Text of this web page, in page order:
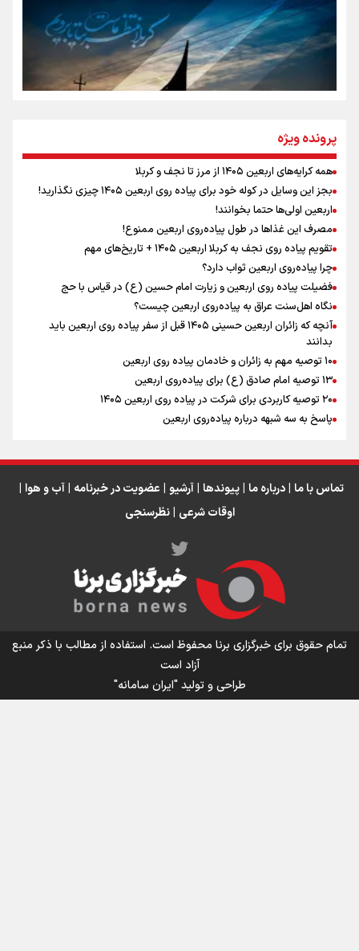
تهران رفتند»
سه حسرتی که به دلم ماند
نگاه تمدنی رهبر شهید به فضای مجازی
رابطه کارگر و کارفرما در اندیشه رهبر شهید: از تضاد به
زوجیت
اینفو برنا / توصیه‌هایی طلایی برای پیاده روی اربعین
اینفو برنا / جدول کامل فاصله مرز شلمچه تا شهرهای زیارتی
عراق
اینفو برنا/ میزان مالیات بر ارزش افزوده چقدر است؟
پرونده ویژه
همه کرایه‌های اربعین ۱۴۰۵ از مرز تا نجف و کربلا
بجز این وسایل در کوله خود برای پیاده روی اربعین ۱۴۰۵ چیزی نگذارید!
اربعین اولی‌ها حتما بخوانند!
مصرف این غذاها در طول پیاده‌روی اربعین ممنوع!
تقویم پیاده روی نجف به کربلا اربعین ۱۴۰۵ + تاریخ‌های مهم
چرا پیاده‌روی اربعین ثواب دارد؟
فضیلت پیاده روی اربعین و زیارت امام حسین (ع) در قیاس با حج
نگاه اهل‌سنت عراق به پیاده‌روی اربعین چیست؟
آنچه که زائران اربعین حسینی ۱۴۰۵ قبل از سفر پیاده روی اربعین باید
بدانند
۱۰ توصیه مهم به زائران و خادمان پیاده روی اربعین
۱۳ توصیه امام صادق (ع) برای پیاده‌روی اربعین
۲۰ توصیه کاربردی برای شرکت در پیاده روی اربعین ۱۴۰۵
پاسخ به سه‌ شبهه درباره پیاده‌روی اربعین
تماس با ما | درباره ما | پیوندها | آرشیو | عضویت در خبرنامه | آب و هوا |
اوقات شرعی | نظرسنجی
تمام حقوق برای خبرگزاری برنا محفوظ است. استفاده از مطالب با ذکر منبع
آزاد است
طراحی و تولید"ایران سامانه"